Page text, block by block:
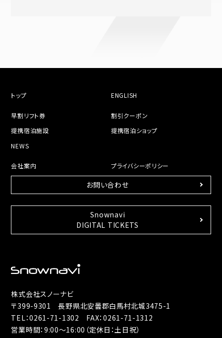
トップ ENGLISH
早割リフト券
割引クーポン
提携宿泊施設
提携宿泊ショップ
NEWS
会社案内 プライバシーポリシー
お問い合わせ
Snownavi
DIGITAL TICKETS
株式会社スノーナビ
〒399-9301 長野県北安曇郡白馬村北城3475-1
TEL：0261-71-1302 FAX：0261-71-1312
営業時間：9:00～16:00（定休日：土日祝）